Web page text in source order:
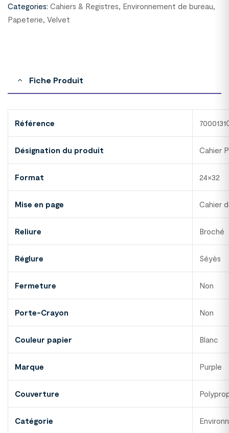
Categories: Cahiers & Registres, Environnement de bureau,
Papeterie, Velvet
Fiche Produit
Référence
Désignation du produit Cahier
Format 24×32
Mise en page Cahier
Reliure Broché
Réglure Séyès
Fermeture Non
Porte-Crayon Non
Couleur papier Blanc
Marque Purple
Couverture
Catégorie